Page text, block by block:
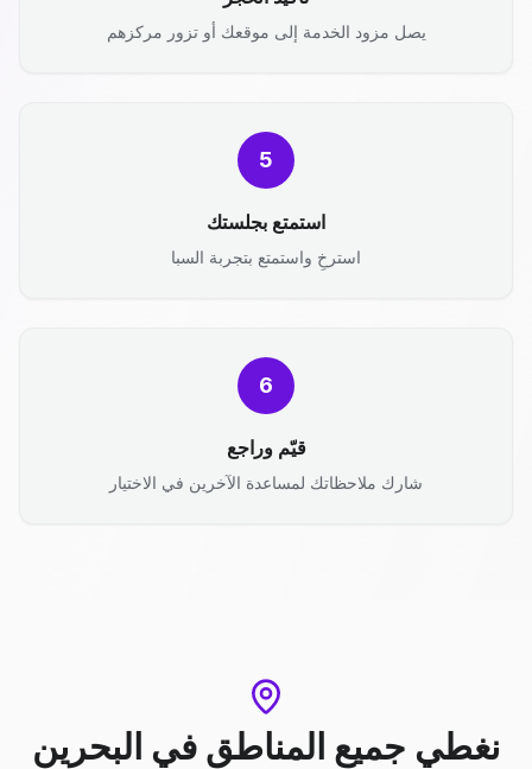
يصل مزود الخدمة إلى موقعك أو تزور مركزهم
5
استمتع بجلستك
استرخِ واستمتع بتجربة السبا
6
قيّم وراجع
شارك ملاحظاتك لمساعدة الآخرين في الاختيار
نغطي جميع المناطق في البحرين